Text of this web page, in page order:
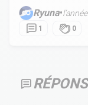
Ryuna•
1 0